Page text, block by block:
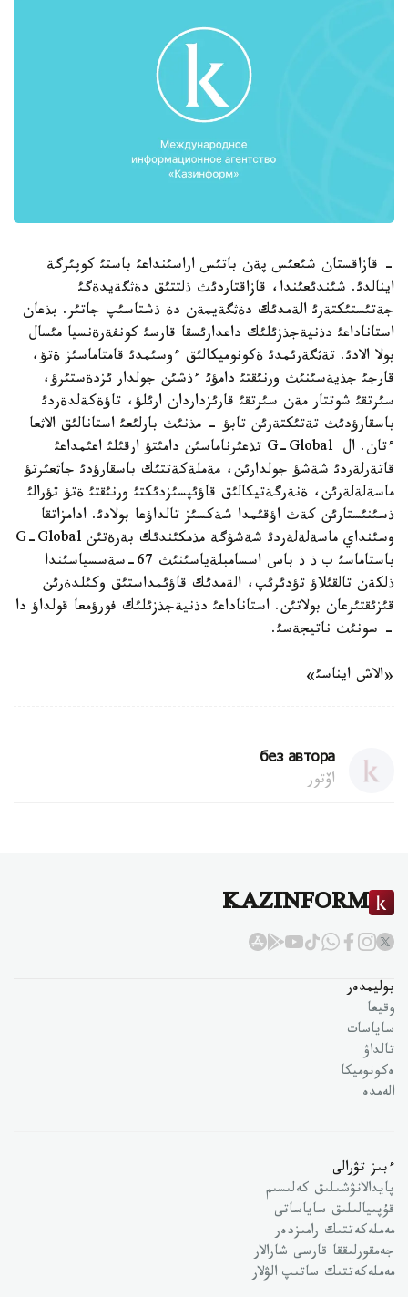
- قازاقستان شئعئس پةن باتئس اراسئنداعئ باستئ كوپئرگة
اينالدئ. شئندئعئندا، قازاقتاردئث ذلتتئق دةثگةيدةگئ
جةتئستئكتةرئ الةمدئك دةثگةيمةن دة ذشتاسئپ جاتئر. بذعان
استاناداعئ دذنيةجذزئلئك داعدارئسقا قارسئ كونفةرةنسيا مئسال
بولا الادئ. تةثگةرئمدئ ةكونوميكالئق ءوسئمدئ قامتاماسئز ةتؤ،
قارجئ جذيةسئنئث ورنئقتئ دامؤئ ءذشئن جولدار ئزدةستئرؤ،
سئرتقئ شوتتار مةن سئرتقئ قارئزداردان ارئلؤ، تاؤةكةلدةردئ
باسقارؤدئث تةتئكتةرئن تابؤ - مذنئث بارلئعئ استانالئق الاثعا
ءتان. ال G-Global تذعئرناماسئن دامئتؤ ارقئلئ اعئمداعئ
قاتةرلةردئ شةشؤ جولدارئن، مةملةكةتتئك باسقارؤدئ جاثعئرتؤ
ماسةلةلةرئن، ةنةرگةتيكالئق قاؤئپسئزدئكتئ ورنئقتئ ةتؤ تؤرالئ
ذسئنئستارئن كةث اؤقئمدا شةكسئز تالداؤعا بولادئ. ادامزاتقا
وسئنداي ماسةلةلةردئ شةشؤگة مذمكئندئك بةرةتئن G-Global
باستاماسئ ب ذ ذ باس اسسامبلةياسئنئث 67-سةسسياسئندا
ذلكةن تالقئلاؤ تؤدئرئپ، الةمدئك قاؤئمداستئق وكئلدةرئن
قئزئقتئرعان بولاتئن. استاناداعئ دذنيةجذزئلئك فورؤمعا قولداؤ دا
- سونئث ناتيجةسئ.
«الاش ايناسئ»
без автора
اۆتور
KAZINFORM
بوليمدەر
وقيعا
ساياسات
تالداۋ
ەكونوميكا
الەمدە
ءبىز تۋرالى
پايدالانۋشىلىق كەلىسىم
قۇپىيالىلىق ساياساتى
مەملەكەتتىك رامىزدەر
جەمقورلىققا قارسى شارالار
مەملەكەتتىك ساتىپ الۋلار